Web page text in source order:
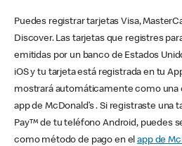
Puedes registrar tarjetas Visa,
Discover. Las tarjetas que registres
emitidas por un banco de Estados
iOS y tu tarjeta está registrada en tu
mostrará automáticamente como una
app de McDonald’s . Si registraste una
Pay™ de tu teléfono Android, puedes
como método de pago en elapp de